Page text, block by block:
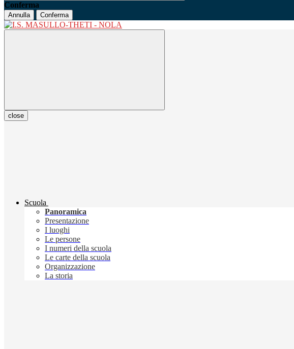
Conferma
Annulla Conferma
close
Scuola
Panoramica
Presentazione
I luoghi
Le persone
I numeri della scuola
Le carte della scuola
Organizzazione
La storia